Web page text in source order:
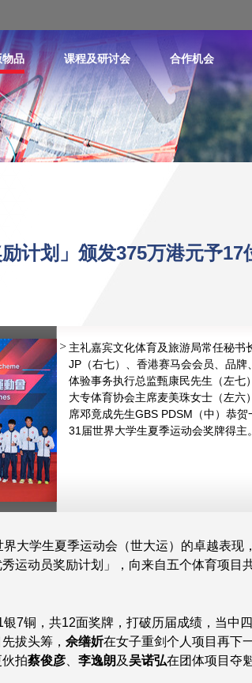
物品 课程及研讨会 合作机会
励计划」颁发375万港元予17
主礼嘉宾文化体育及旅游局常任秘书
JP（右七）、香港赛马会会员、品牌
体验事务执行总监甄康民先生（左七
大专体育协会主席麦美珠女士（左六
席邓竟成先生GBS PDSM（中）恭贺
31届世界大学生夏季运动会奖牌得主。
大学生夏季运动会（世大运）的卓越表现
运动员奖励计划」，向来自五个体育项目
7铜，共12面奖牌，打破历届成绩，当中
拔头筹， 佘缮妡在女子重剑个人项目再下
拍蔡俊彦 李逸朗及吴诺弘在团体项目夺魁